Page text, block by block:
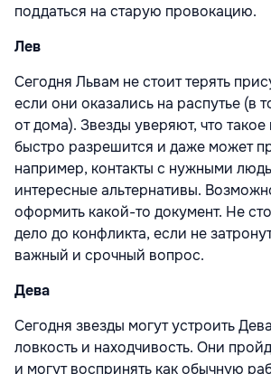
поддаться на старую провокацию.
Лев
Сегодня Львам не стоит терять
если они оказались на распутье (в
от дома). Звезды уверяют, что
быстро разрешится и даже может
например, контакты с нужными
интересные альтернативы.
оформить какой-то документ. Не
дело до конфликта, если не
важный и срочный вопрос.
Дева
Сегодня звезды могут устроить
ловкость и находчивость. Они
и могут воспринять как обычную